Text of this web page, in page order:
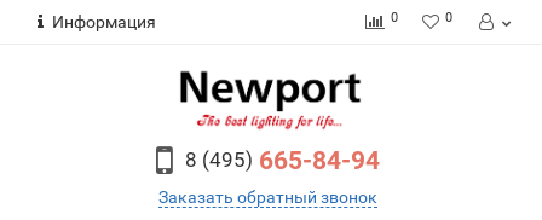
Информация 0 0
8 (495) 665-84-94
Заказать обратный звонок